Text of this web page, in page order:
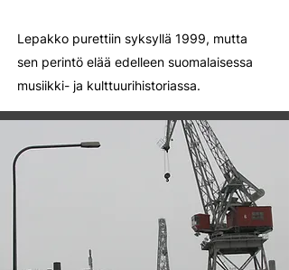
Lepakko purettiin syksyllä 1999, mutta
sen perintö elää edelleen suomalaisessa
musiikki- ja kulttuurihistoriassa.